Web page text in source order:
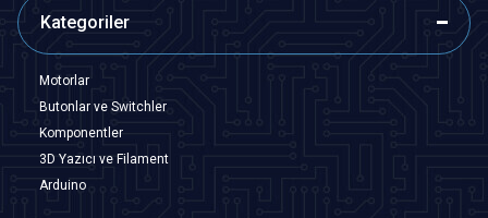
Kategoriler
Motorlar
Butonlar ve Switchler
Komponentler
3D Yazıcı ve Filament
Arduino